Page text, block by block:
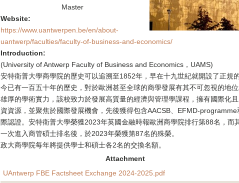
Master
Website:
https://www.uantwerpen.be/en/about-
uantwerp/faculties/faculty-of-business-and-economics/
Introduction:
(University of Antwerp Faculty of Business and Economics，UAMS)
安特衛普大學商學院的歷史可以追溯至1852年，早在十九世紀就開設了正規
今已有一百五十年的歷史，對於歐洲甚至全球的商學發展有其不可忽視的地
雄厚的學術實力，該校致力於發展高質量的經濟與管理學課程，擁有國際化
資資源，並聚焦於國際發展機會，先後獲得包含AACSB、EFMD-programme
際認證。安特衛普大學榮獲2023年英國金融時報歐洲商學院排行第88名，而
一次進入商管碩士排名後，於2023年榮獲第87名的殊榮。
政大商學院每年將提供學士和碩士各2名的交換名額。
Attachment
UAntwerp FBE Factsheet Exchange 2024-2025.pdf